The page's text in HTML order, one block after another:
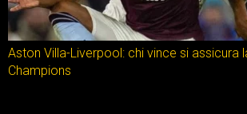
Aston Villa-Liverpool: chi vince si assicura
Champions